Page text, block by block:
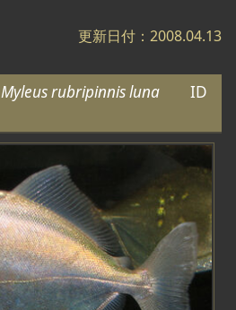
更新日付：2008.04.13
Myleus rubripinnis luna ID